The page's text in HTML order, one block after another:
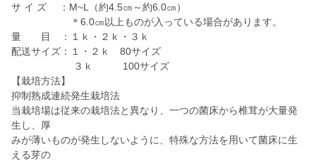
サ イ ズ ：M~L（約4.5㎝～約6.0㎝）
＊6.0㎝以上ものが入っている場合があります。
量 目 ：１ｋ・２ｋ・３ｋ
配送サイズ：１・２ｋ 80サイズ
３ｋ 100サイズ
【栽培方法】
抑制熟成連続発生栽培法
当栽培場は従来の栽培法と異なり、一つの菌床から椎茸が大量発
生し、厚
みが薄いものが発生しないように、特殊な方法を用いて菌床に生
える芽の